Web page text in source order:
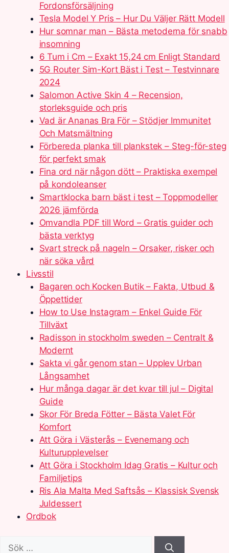
Fordonsförsäljning
Tesla Model Y Pris – Hur Du Väljer Rätt Modell
Hur somnar man – Bästa metoderna för snabb
insomning
6 Tum i Cm – Exakt 15,24 cm Enligt Standard
5G Router Sim-Kort Bäst i Test – Testvinnare
2024
Salomon Active Skin 4 – Recension,
storleksguide och pris
Vad är Ananas Bra För – Stödjer Immunitet
Och Matsmältning
Förbereda planka till plankstek – Steg-för-steg
för perfekt smak
Fina ord när någon dött – Praktiska exempel
på kondoleanser
Smartklocka barn bäst i test – Toppmodeller
2026 jämförda
Omvandla PDF till Word – Gratis guider och
bästa verktyg
Svart streck på nageln – Orsaker, risker och
när söka vård
Livsstil
Bagaren och Kocken Butik – Fakta, Utbud &
Öppettider
How to Use Instagram – Enkel Guide För
Tillväxt
Radisson in stockholm sweden – Centralt &
Modernt
Sakta vi går genom stan – Upplev Urban
Långsamhet
Hur många dagar är det kvar till jul – Digital
Guide
Skor För Breda Fötter – Bästa Valet För
Komfort
Att Göra i Västerås – Evenemang och
Kulturupplevelser
Att Göra i Stockholm Idag Gratis – Kultur och
Familjetips
Ris Ala Malta Med Saftsås – Klassisk Svensk
Juldessert
Ordbok